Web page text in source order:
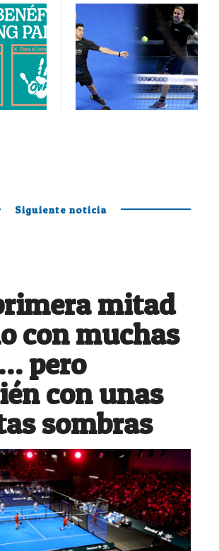
Siguiente noticia
mitad
con muchas
pero
con unas
sombras